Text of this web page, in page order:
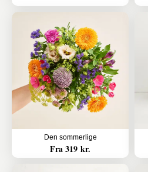
Den sommerlige
Fra 319 kr.